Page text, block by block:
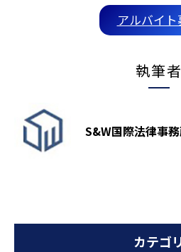
アルバイト
執筆者
S&W国際法律事
カテゴ